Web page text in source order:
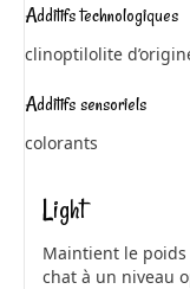
Additifs technologiques
clinoptilolite
Additifs sensoriels
colorants
Light
Maintient le
chat à un niveau